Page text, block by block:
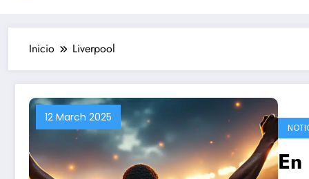
Inicio Liverpool
12 March 2025